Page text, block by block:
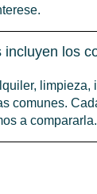
incluyen los
limpieza,
comunes.
a compararla.